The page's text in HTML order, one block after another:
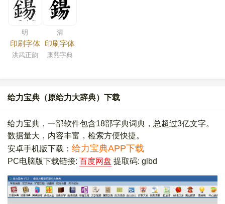
明
印刷字体
洪武正韵
清
印刷字体
康熙字典
给力宝典（原给力大辞典）下载
给力宝典，一部软件包含18部字典词典，总超过3亿文字。
数据量大，内容丰富，检索方便快捷。
安卓手机版下载： 给力宝典APP下载
PC电脑版下载链接: 百度网盘 提取码: glbd